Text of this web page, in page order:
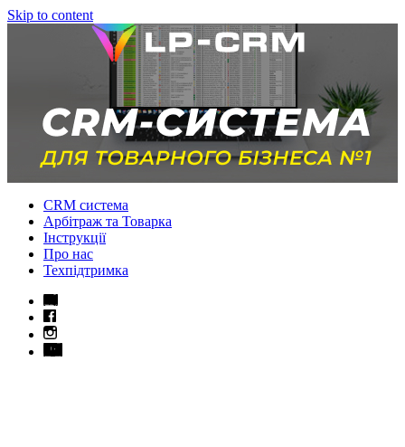
Skip to content
CRM система
Арбітраж та Товарка
Інструкції
Про нас
Техпідтримка